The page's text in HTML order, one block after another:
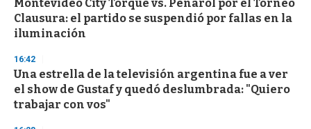
Montevideo City Torque vs. Peñarol por el Torneo
Clausura: el partido se suspendió por fallas en la
iluminación
16:42
Una estrella de la televisión argentina fue a ver
el show de Gustaf y quedó deslumbrada: "Quiero
trabajar con vos"